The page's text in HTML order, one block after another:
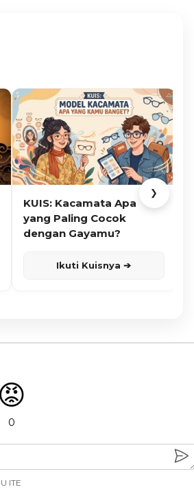
KUIS: Kacamata Apa
yang Paling Cocok
dengan Gayamu?
Ikuti Kuisnya ➔
❯
😡
0
ITE